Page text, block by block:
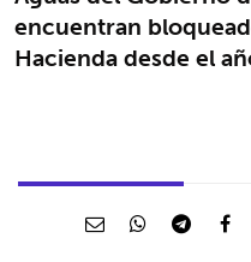
encuentran
Hacienda desde el